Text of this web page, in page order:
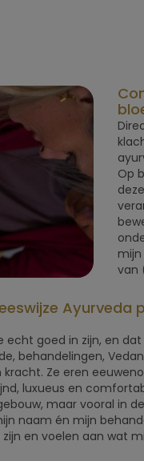
Op
van
Ayurveda
echt goed in zijn, en dat
behandelingen,
Ze eren
luxueus en
maar vooral in
naam én mijn
en voelen aan wat